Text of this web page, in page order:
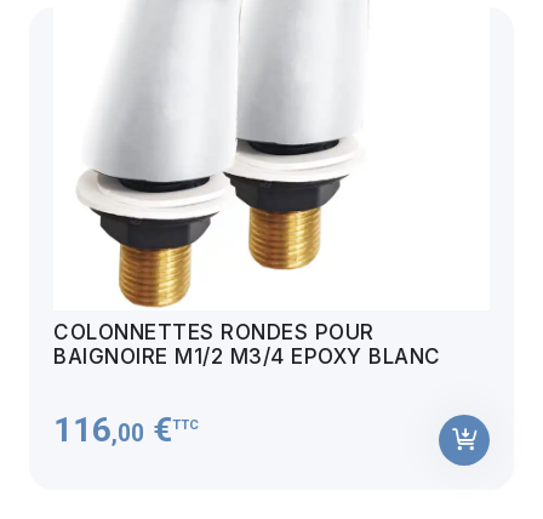
COLONNETTES RONDES POUR
BAIGNOIRE M1/2 M3/4 EPOXY BLANC
116,00 €TTC